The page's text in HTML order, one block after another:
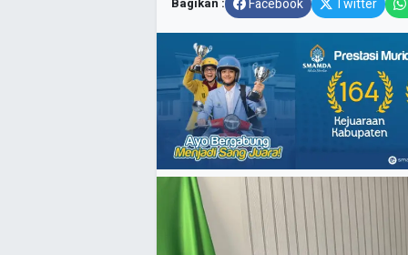
Bagikan : Facebook Twitter